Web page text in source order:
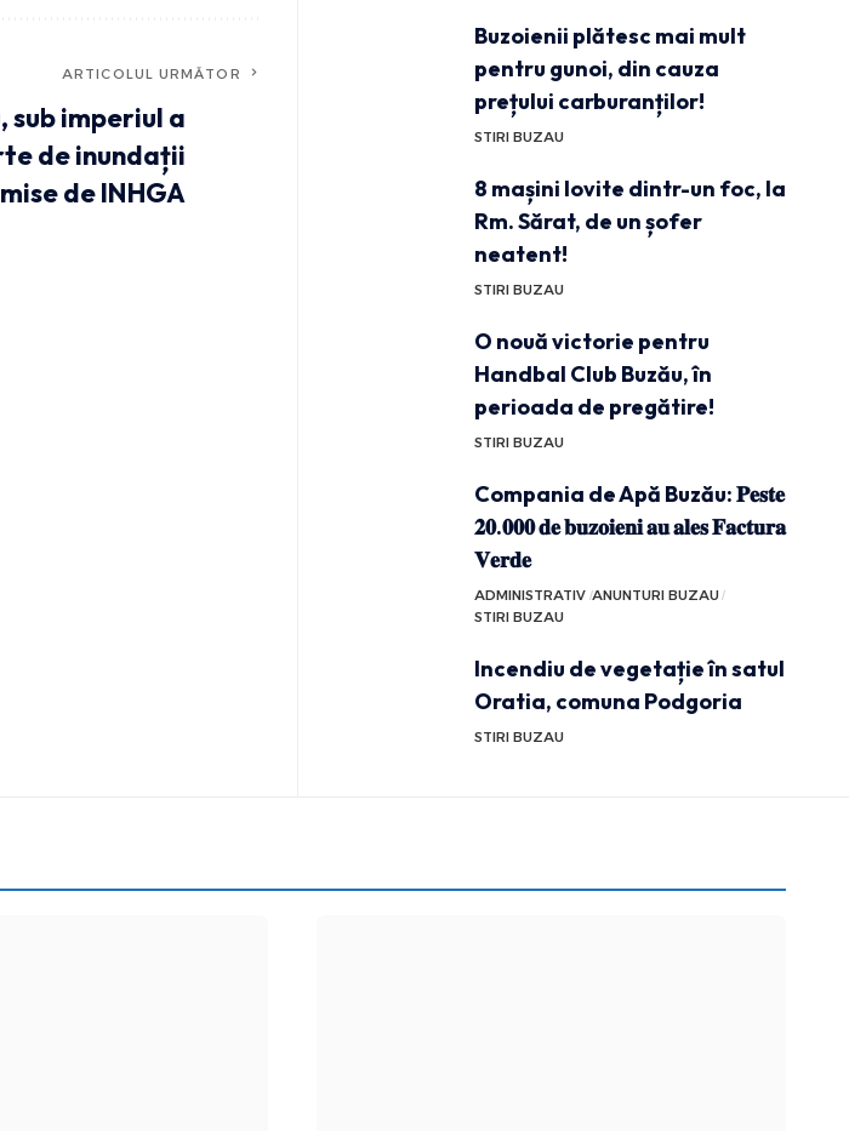
ARTICOLUL URMĂTOR
sub imperiul a
de inundații
de INHGA
Buzoienii plătesc mai mult
pentru gunoi, din cauza
prețului carburanților!
STIRI BUZAU
8 mașini lovite dintr-un foc, la
Rm. Sărat, de un șofer
neatent!
STIRI BUZAU
O nouă victorie pentru
Handbal Club Buzău, în
perioada de pregătire!
STIRI BUZAU
Compania de Apă Buzău: 𝐏𝐞𝐬𝐭𝐞
𝟐𝟎.𝟎𝟎𝟎 𝐝𝐞 𝐛𝐮𝐳𝐨𝐢𝐞𝐧𝐢 𝐚𝐮 𝐚𝐥𝐞𝐬 𝐅𝐚𝐜𝐭𝐮𝐫𝐚
𝐕𝐞𝐫𝐝𝐞
ADMINISTRATIV ANUNTURI BUZAU
STIRI BUZAU
Incendiu de vegetație în satul
Oratia, comuna Podgoria
STIRI BUZAU